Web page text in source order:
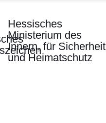
Hessisches
Ministerium des
Innern, für Sicherheit
und Heimatschutz